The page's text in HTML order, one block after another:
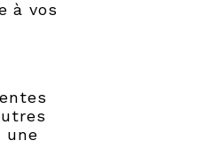
à vos
une